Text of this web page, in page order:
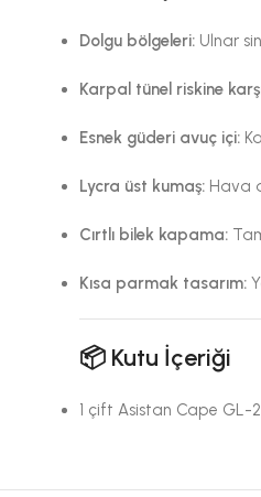
Dolgu bölgeleri: Ulnar
Karpal tünel riskine
Esnek güderi avuç içi:
Lycra üst kumaş: Hava
Cırtlı bilek kapama:
Kısa parmak tasarım:
📦 Kutu İçeriği
1 çift Asistan Cape GL-